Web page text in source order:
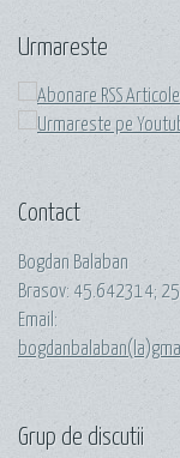
Urmareste
Contact
Bogdan Balaban
Brasov: 45.642314;
Email:
Grup de discutii